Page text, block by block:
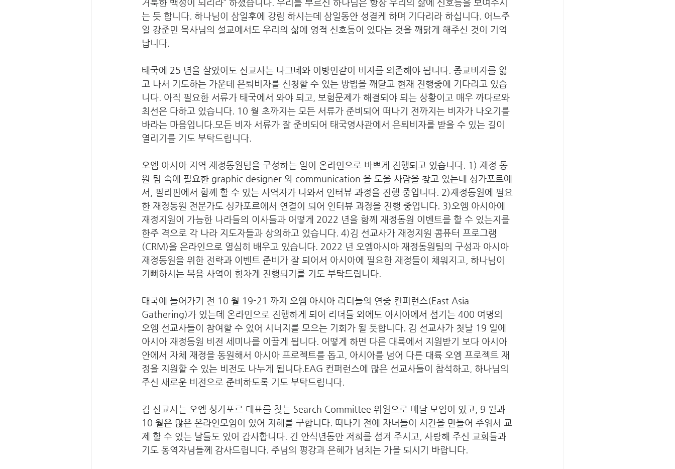
거룩한 백성이 되리라” 하셨습니다. 우리를 부르신 하나님은 항상 우리의 삶에 신호등을 보여주시
는 듯 합니다. 하나님이 삼일후에 강림 하시는데 삼일동안 성결케 하며 기다리라 하십니다. 어느주
일 강준민 목사님의 설교에서도 우리의 삶에 영적 신호등이 있다는 것을 깨닭게 해주신 것이 기억
납니다.
태국에 25 년을 살았어도 선교사는 나그네와 이방인같이 비자를 의존해야 됩니다. 종교비자를 잃
고 나서 기도하는 가운데 은퇴비자를 신청할 수 있는 방법을 깨닫고 현재 진행중에 기다리고 있습
니다. 아직 필요한 서류가 태국에서 와야 되고, 보험문제가 해결되야 되는 상황이고 매우 까다로와
최선은 다하고 있습니다. 10 월 초까지는 모든 서류가 준비되어 떠나기 전까지는 비자가 나오기를
바라는 마음입니다.모든 비자 서류가 잘 준비되어 태국영사관에서 은퇴비자를 받을 수 있는 길이
열리기를 기도 부탁드립니다.
오엠 아시아 지역 재정동원팀을 구성하는 일이 온라인으로 바쁘게 진행되고 있습니다. 1) 재정 동
원 팀 속에 필요한 graphic designer 와 communication 을 도울 사람을 찾고 있는데 싱가포르에
서, 필리핀에서 함께 할 수 있는 사역자가 나와서 인터뷰 과정을 진행 중입니다. 2)재정동원에 필요
한 재정동원 전문가도 싱카포르에서 연결이 되어 인터뷰 과정을 진행 중입니다. 3)오엠 아시아에
재정지원이 가능한 나라들의 이사들과 어떻게 2022 년을 함께 재정동원 이벤트를 할 수 있는지를
한주 격으로 각 나라 지도자들과 상의하고 있습니다. 4)김 선교사가 재정지원 콤퓨터 프로그램
(CRM)을 온라인으로 열심히 배우고 있습니다. 2022 년 오엠아시아 재정동원팀의 구성과 아시아
재정동원을 위한 전략과 이벤트 준비가 잘 되어서 아시아에 필요한 재정들이 채워지고, 하나님이
기뻐하시는 복음 사역이 힘차게 진행되기를 기도 부탁드립니다.
태국에 들어가기 전 10 월 19-21 까지 오엠 아시아 리더들의 연중 컨퍼런스(East Asia
Gathering)가 있는데 온라인으로 진행하게 되어 리더들 외에도 아시아에서 섬기는 400 여명의
오엠 선교사들이 참여할 수 있어 시너지를 모으는 기회가 될 듯합니다. 김 선교사가 첫날 19 일에
아시아 재정동원 비전 세미나를 이끌게 됩니다. 어떻게 하면 다른 대륙에서 지원받기 보다 아시아
안에서 자체 재정을 동원해서 아시아 프로젝트를 돕고, 아시아를 넘어 다른 대륙 오엠 프로젝트 재
정을 지원할 수 있는 비전도 나누게 됩니다.EAG 컨퍼런스에 많은 선교사들이 참석하고, 하나님의
주신 새로운 비전으로 준비하도록 기도 부탁드립니다.
김 선교사는 오엠 싱가포르 대표를 찾는 Search Committee 위원으로 매달 모임이 있고, 9 월과
10 월은 많은 온라인모임이 있어 지혜를 구합니다. 떠나기 전에 자녀들이 시간을 만들어 주워서 교
제 할 수 있는 날들도 있어 감사합니다. 긴 안식년동안 저희를 섬겨 주시고, 사랑해 주신 교회들과
기도 동역자님들께 감사드립니다. 주님의 평강과 은혜가 넘치는 가을 되시기 바랍니다.